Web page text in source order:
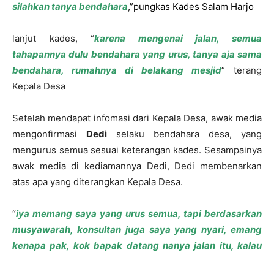
silahkan tanya bendahara,”pungkas Kades Salam Harjo
lanjut kades, “karena mengenai jalan, semua
tahapannya dulu bendahara yang urus, tanya aja sama
bendahara, rumahnya di belakang mesjid” terang
Kepala Desa
Setelah mendapat infomasi dari Kepala Desa, awak media
mengonfirmasi Dedi selaku bendahara desa, yang
mengurus semua sesuai keterangan kades. Sesampainya
awak media di kediamannya Dedi, Dedi membenarkan
atas apa yang diterangkan Kepala Desa.
“iya memang saya yang urus semua, tapi berdasarkan
musyawarah, konsultan juga saya yang nyari, emang
kenapa pak, kok bapak datang nanya jalan itu, kalau